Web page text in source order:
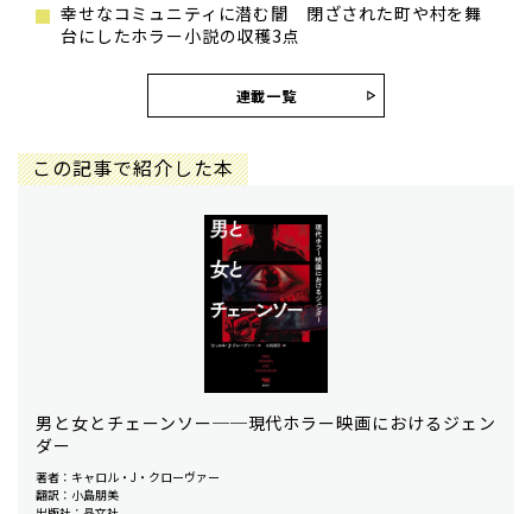
幸せなコミュニティに潜む闇 閉ざされた町や村を舞
台にしたホラー小説の収穫3点
連載一覧
この記事で紹介した本
男と女とチェーンソー──現代ホラー映画におけるジェン
ダー
著者：キャロル・J・クローヴァー
翻訳：小島朋美